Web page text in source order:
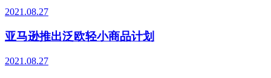
2021.08.27
亚马逊推出泛欧轻小商品计划
2021.08.27